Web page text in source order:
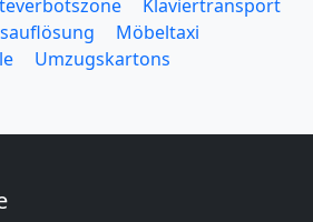
Klaviertransport
Möbeltaxi
Umzugskartons